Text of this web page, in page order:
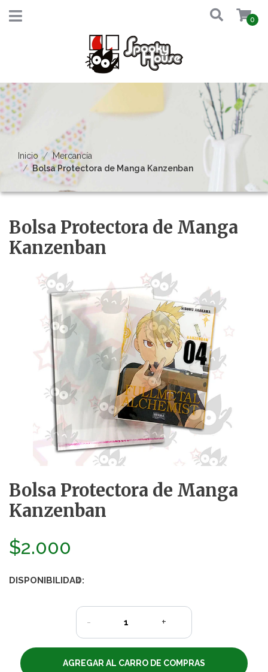
0
Inicio
Mercancía
Bolsa Protectora de Manga Kanzenban
Bolsa Protectora de Manga
Kanzenban
Bolsa Protectora de Manga
Kanzenban
$2.000
DISPONIBILIDAD:
4
- +